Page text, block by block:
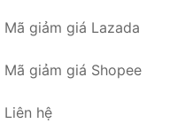
Mã giảm giá Lazada
Mã giảm giá Shopee
Liên hệ